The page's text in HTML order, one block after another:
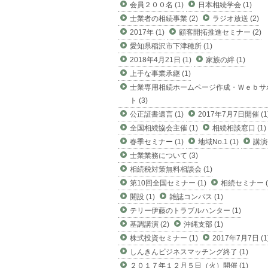
会員２００名 (1)
日本相続学会 (1)
士業者の相続事業 (2)
ラジオ放送 (2)
2017年 (1)
顧客開拓推進セミナー (2)
愛知県稲沢市下津穂所 (1)
2018年4月21日 (1)
家族の絆 (1)
上手な事業承継 (1)
士業専用相続ホームページ作成・Ｗｅｂサ
ト (3)
公正証書遺言 (1)
2017年7月7日開催
全国相続協会主催 (1)
相続相談窓口 (1)
春季セミナー (1)
地域No.1 (1)
講
士業業務について (3)
相続税対策無料相談会 (1)
第10回全国セミナー (1)
相続セミナー
開設 (1)
雑誌コンパス (1)
テリー伊藤のトラブルハンター (1)
基調講演 (2)
沖縄支部 (1)
株式投資セミナー (1)
2017年7月7日
しんきんビジネスマッチング終了 (1)
２０１７年１２月５日（火）開催 (1)